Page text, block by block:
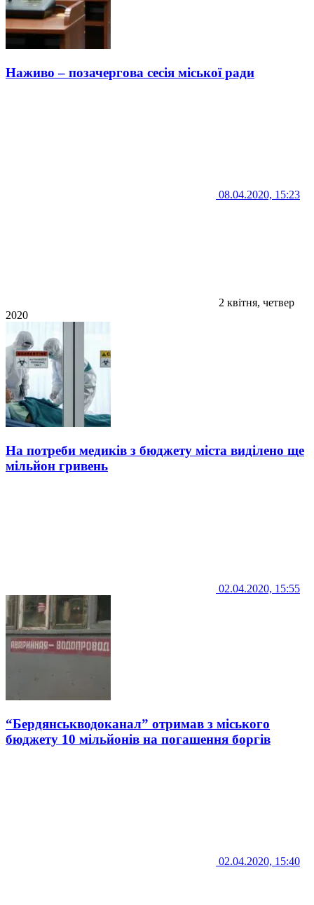
Наживо – позачергова сесія міської ради
08.04.2020, 15:23
2 квітня, четвер
2020
На потреби медиків з бюджету міста виділено ще
мільйон гривень
02.04.2020, 15:55
“Бердянськводоканал” отримав з міського
бюджету 10 мільйонів на погашення боргів
02.04.2020, 15:40